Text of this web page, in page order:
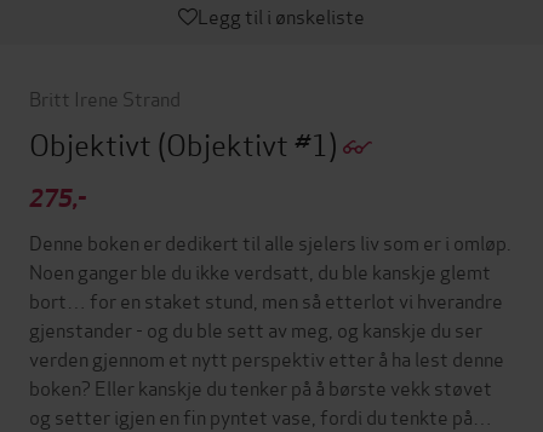
Legg til i ønskeliste
Britt Irene Strand
Objektivt (Objektivt #1)
275,-
Denne boken er dedikert til alle sjelers liv som er i omløp.
Noen ganger ble du ikke verdsatt, du ble kanskje glemt
bort… for en staket stund, men så etterlot vi hverandre
gjenstander - og du ble sett av meg, og kanskje du ser
verden gjennom et nytt perspektiv etter å ha lest denne
boken? Eller kanskje du tenker på å børste vekk støvet
og setter igjen en fin pyntet vase, fordi du tenkte på…